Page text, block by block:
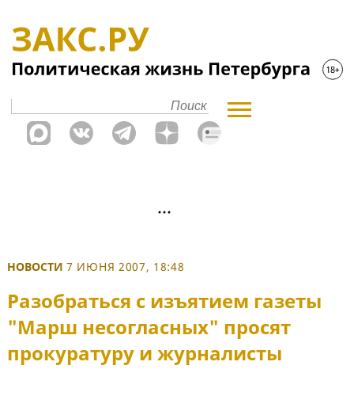
НОВОСТИ 7 ИЮНЯ 2007, 18:48
Разобраться с изъятием газеты
"Марш несогласных" просят
прокуратуру и журналисты